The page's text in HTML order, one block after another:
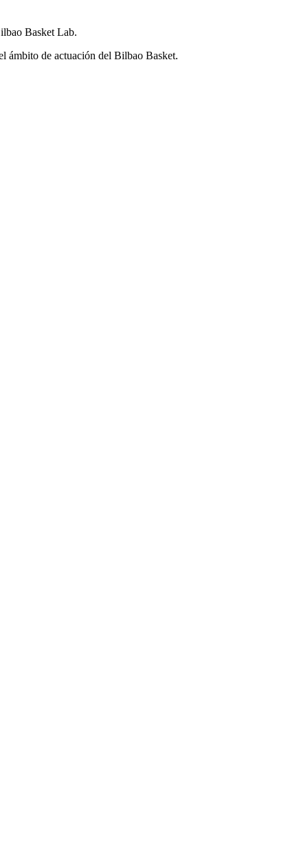
Basket Lab.
ámbito de actuación del Bilbao Basket.